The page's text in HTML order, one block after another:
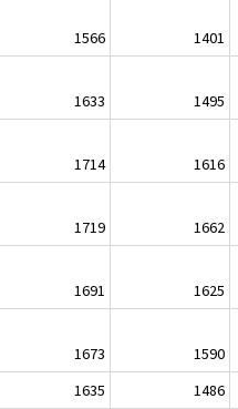
1566
1401
1633
1495
1714
1616
1719
1662
1691
1625
1673
1590
1635
1486